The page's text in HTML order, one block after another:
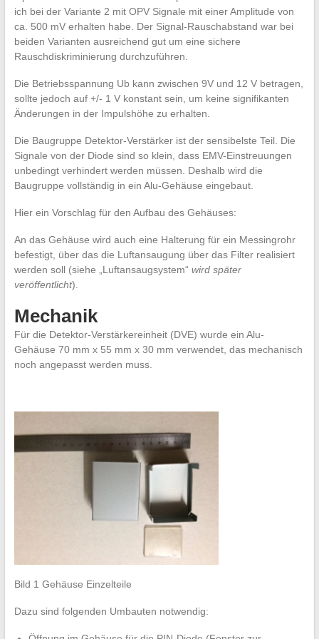
ich bei der Variante 2 mit OPV Signale mit einer Amplitude von
ca. 500 mV erhalten habe. Der Signal-Rauschabstand war bei
beiden Varianten ausreichend gut um eine sichere
Rauschdiskriminierung durchzuführen.
Die Betriebsspannung Ub kann zwischen 9V und 12 V betragen,
sollte jedoch auf +/- 1 V konstant sein, um keine signifikanten
Änderungen in der Impulshöhe zu erhalten.
Die Baugruppe Detektor-Verstärker ist der sensibelste Teil. Die
Signale von der Diode sind so klein, dass EMV-Einstreuungen
unbedingt verhindert werden müssen. Deshalb wird die
Baugruppe vollständig in ein Alu-Gehäuse eingebaut.
Hier ein Vorschlag für den Aufbau des Gehäuses:
An das Gehäuse wird auch eine Halterung für ein Messingrohr
befestigt, über das die Luftansaugung über das Filter realisiert
werden soll (siehe „Luftansaugsystem“ wird später
veröffentlicht).
Mechanik
Für die Detektor-Verstärkereinheit (DVE) wurde ein Alu-
Gehäuse 70 mm x 55 mm x 30 mm verwendet, das mechanisch
noch angepasst werden muss.
Bild 1 Gehäuse Einzelteile
Dazu sind folgenden Umbauten notwendig: